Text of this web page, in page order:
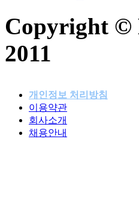
Copyright ©
2011
개인정보 처리방침
이용약관
회사소개
채용안내